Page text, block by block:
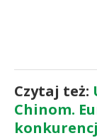
Czytaj też:
Chinom.